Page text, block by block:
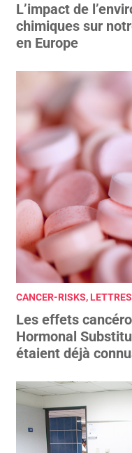
L’impact de
chimiques sur
en Europe
CANCER-RISKS,
Les effets
Hormonal
étaient déjà